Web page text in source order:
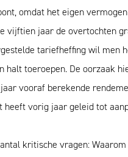
omdat het eigen
vijftien jaar de overtochten
tariefheffing wil men
halt toeroepen. De oorzaak
vooraf berekende
heeft vorig jaar geleid tot
kritische vragen: